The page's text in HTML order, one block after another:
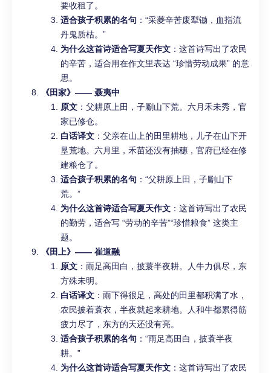
要收租了。
适合孩子积累的名句 ：“采菱辛苦废犁锄，血指流
丹鬼质枯。”
为什么这首诗适合写夏天作文 ：这首诗写出了农民
的辛苦，适合用在作文里表达 “珍惜劳动成果” 的意
思。
《田家》—— 聂夷中
原文 ：父耕原上田，子劚山下荒。六月禾未秀，官
家已修仓。
白话译文 ：父亲在山上的田里耕地，儿子在山下开
垦荒地。六月里，禾苗还没有抽穗，官府已经在修
建粮仓了。
适合孩子积累的名句 ：“父耕原上田，子劚山下
荒。”
为什么这首诗适合写夏天作文 ：这首诗写出了农民
的勤劳，适合写 “劳动的辛苦”“珍惜粮食” 这类主
题。
《田上》—— 崔道融
原文 ：雨足高田白，披蓑半夜耕。人牛力俱尽，东
方殊未明。
白话译文 ：雨下得很足，高处的田里都积满了水，
农民披着蓑衣，半夜就起来耕地。人和牛都累得筋
疲力尽了，东方的天还没有亮。
适合孩子积累的名句 ：“雨足高田白，披蓑半夜
耕。”
为什么这首诗适合写夏天作文 ：这首诗写出了农民